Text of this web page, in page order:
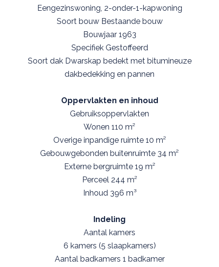
Eengezinswoning, 2-onder-1-kapwoning
Soort bouw Bestaande bouw
Bouwjaar 1963
Specifiek Gestoffeerd
Soort dak Dwarskap bedekt met bitumineuze
dakbedekking en pannen
Oppervlakten en inhoud
Gebruiksoppervlakten
Wonen 110 m²
Overige inpandige ruimte 10 m²
Gebouwgebonden buitenruimte 34 m²
Externe bergruimte 19 m²
Perceel 244 m²
Inhoud 396 m³
Indeling
Aantal kamers
6 kamers (5 slaapkamers)
Aantal badkamers 1 badkamer